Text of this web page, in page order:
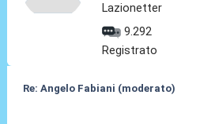
Lazionetter
9.292
Registrato
Re: Angelo Fabiani (moderato)